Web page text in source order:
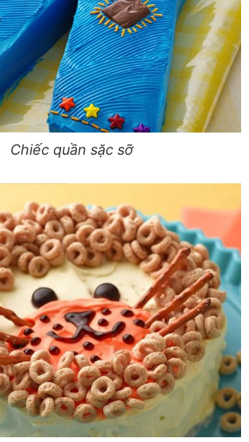
Chiếc quần sặc sỡ